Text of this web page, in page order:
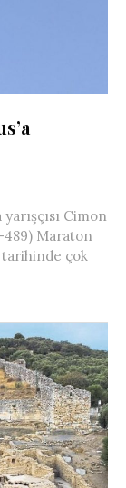
Cimon
489) Maraton
tarihinde çok